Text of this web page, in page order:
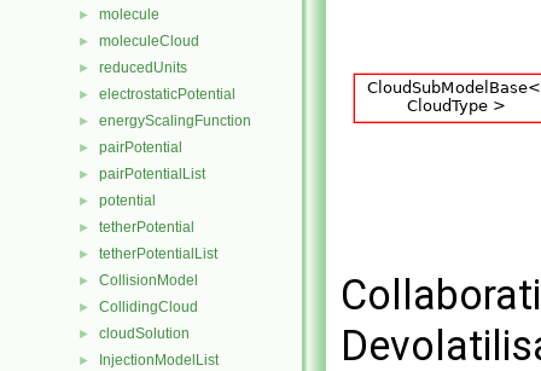
► molecule
► moleculeCloud
► reducedUnits
► electrostaticPotential
► energyScalingFunction
► pairPotential
► pairPotentialList
► potential
► tetherPotential
► tetherPotentialList
► CollisionModel
► CollidingCloud
► cloudSolution
► InjectionModelList